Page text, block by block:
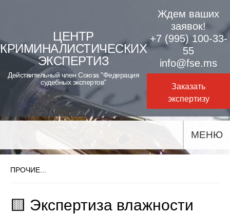
content
ЦЕНТР
КРИМИНАЛИСТИЧЕСКИХ
ЭКСПЕРТИЗ
Действительный член Союза "Федерация
судебных экспертов"
Ждем ваших
заявок!
+7 (995) 100-33-
55
info@fse.ms
Заказать
экспертизу
МЕНЮ
ПРОЧИЕ...
🟨 Экспертиза влажности